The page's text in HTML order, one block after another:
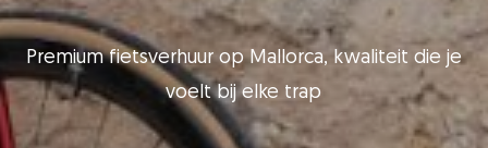
Premium fietsverhuur op Mallorca, kwaliteit die je
voelt bij elke trap